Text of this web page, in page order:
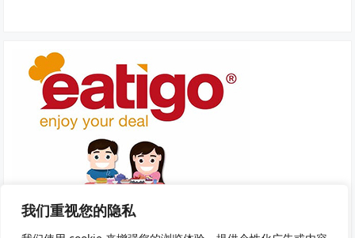
我们重视您的隐私